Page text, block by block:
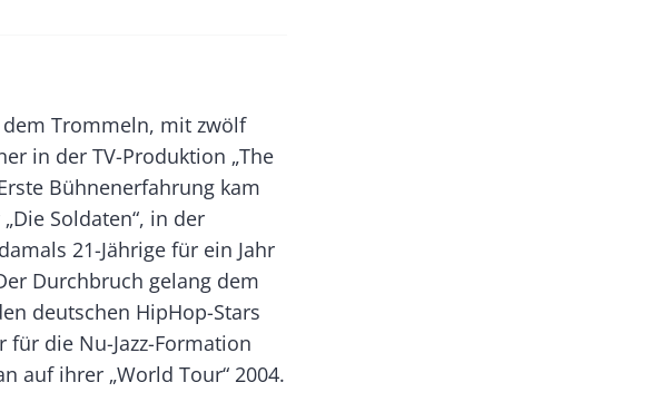
dem Trommeln, mit zwölf
in der TV-Produktion „The
Bühnenerfahrung kam
Soldaten“, in der
21-Jährige für ein Jahr
Durchbruch gelang dem
deutschen HipHop-Stars
für die Nu-Jazz-Formation
auf ihrer „World Tour“ 2004.